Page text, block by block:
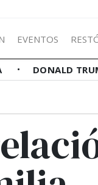
EVENTOS
DONALD